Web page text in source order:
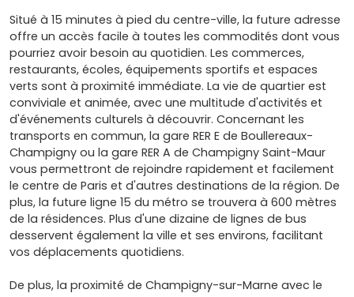
Situé à 15 minutes à pied du centre-ville, la future adresse
offre un accès facile à toutes les commodités dont vous
pourriez avoir besoin au quotidien. Les commerces,
restaurants, écoles, équipements sportifs et espaces
verts sont à proximité immédiate. La vie de quartier est
conviviale et animée, avec une multitude d'activités et
d'événements culturels à découvrir. Concernant les
transports en commun, la gare RER E de Boullereaux-
Champigny ou la gare RER A de Champigny Saint-Maur
vous permettront de rejoindre rapidement et facilement
le centre de Paris et d'autres destinations de la région. De
plus, la future ligne 15 du métro se trouvera à 600 mètres
de la résidences. Plus d'une dizaine de lignes de bus
desservent également la ville et ses environs, facilitant
vos déplacements quotidiens.
De plus, la proximité de Champigny-sur-Marne avec le